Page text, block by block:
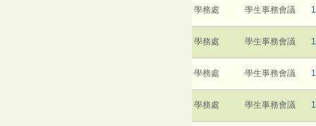
學務處 學生事務會議
學務處 學生事務會議
學務處 學生事務會議
學務處 學生事務會議